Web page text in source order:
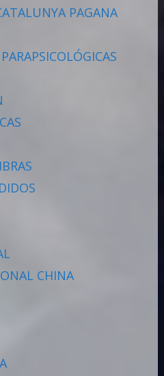
PAGANA
CHINA